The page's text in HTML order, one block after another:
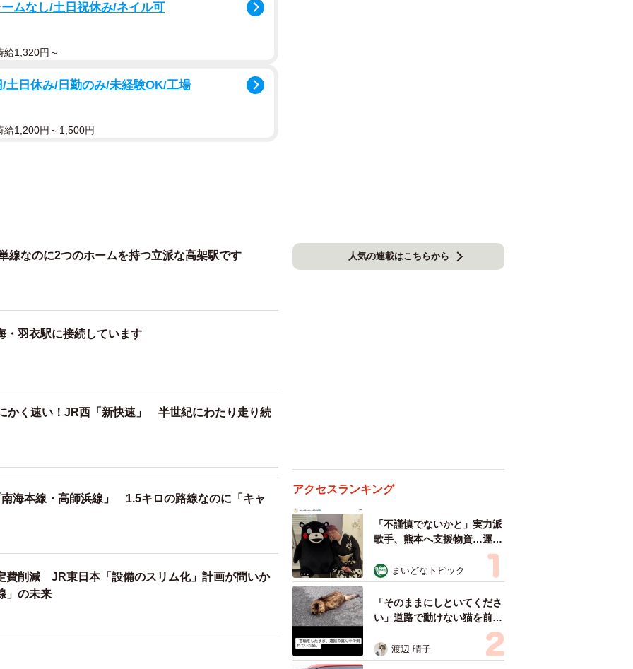
ムなし/土日祝休み/ネイル可
給1,320円～
土日休み/日勤のみ/未経験OK/工場
給1,200円～1,500円
線なのに2つのホームを持つ立派な高架駅です
・羽衣駅に接続しています
かく速い！JR西「新快速」 半世紀にわたり走り続
海本線・高師浜線」 1.5キロの路線なのに「キャ
費削減 JR東日本「設備のスリム化」計画が問いか
」の未来
人気の連載はこちらから
アクセスランキング
「不謹慎でないかと」実力派
歌手、熊本へ支援物資…運搬
トラックの車体デザインにた
めらい 「痛いほど伝わる」
「行動され立派」
まいどなトピック
「そのままにしといてくださ
い」道路で動けない猫を前に
返された一言… 懸命に生き
ようとした4日間 「命の重
さはみんな同じ」保護団体代
渡辺 晴子